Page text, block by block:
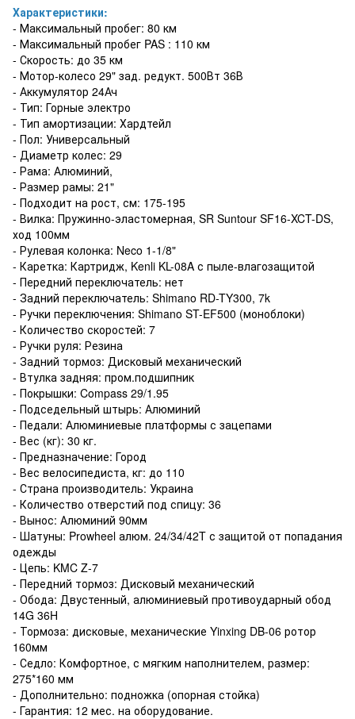
Характеристики:
- Максимальный пробег: 80 км
- Максимальный пробег PAS : 110 км
- Скорость: до 35 км
- Мотор-колесо 29" зад. редукт. 500Вт 36В
- Аккумулятор 24Ач
- Тип: Горные электро
- Тип амортизации: Хардтейл
- Пол: Универсальный
- Диаметр колес: 29
- Рама: Алюминий,
- Размер рамы: 21"
- Подходит на рост, см: 175-195
- Вилка: Пружинно-эластомерная, SR Suntour SF16-XCT-DS,
ход 100мм
- Рулевая колонка: Neco 1-1/8"
- Каретка: Картридж, Kenli KL-08A с пыле-влагозащитой
- Передний переключатель: нет
- Задний переключатель: Shimano RD-TY300, 7k
- Ручки переключения: Shimano ST-EF500 (моноблоки)
- Количество скоростей: 7
- Ручки руля: Резина
- Задний тормоз: Дисковый механический
- Втулка задняя: пром.подшипник
- Покрышки: Compass 29/1.95
- Подседельный штырь: Алюминий
- Педали: Алюминиевые платформы с зацепами
- Вес (кг): 30 кг.
- Предназначение: Город
- Вес велосипедиста, кг: до 110
- Страна производитель: Украина
- Количество отверстий под спицу: 36
- Вынос: Алюминий 90мм
- Шатуны: Prowheel алюм. 24/34/42T с защитой от попадания
одежды
- Цепь: KMC Z-7
- Передний тормоз: Дисковый механический
- Обода: Двустенный, алюминиевый противоударный обод
14G 36H
- Тормоза: дисковые, механические Yinxing DB-06 ротор
160мм
- Седло: Комфортное, с мягким наполнителем, размер:
275*160 мм
- Дополнительно: подножка (опорная стойка)
- Гарантия: 12 мес. на оборудование.